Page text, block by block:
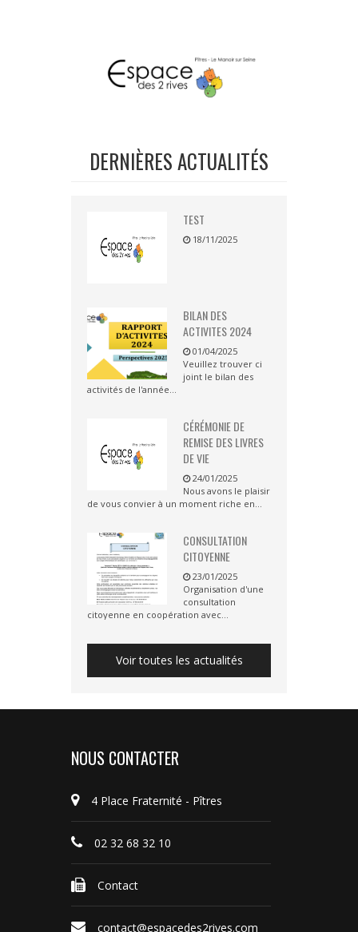
DERNIÈRES ACTUALITÉS
TEST
18/11/2025
BILAN DES
ACTIVITES 2024
01/04/2025
Veuillez trouver ci
joint le bilan des
activités de l'année...
CÉRÉMONIE DE
REMISE DES LIVRES
DE VIE
24/01/2025
Nous avons le plaisir
de vous convier à un moment riche en...
CONSULTATION
CITOYENNE
23/01/2025
Organisation d'une
consultation
citoyenne en coopération avec...
Voir toutes les actualités
NOUS CONTACTER
4 Place Fraternité - Pîtres
02 32 68 32 10
Contact
contact@espacedes2rives.com